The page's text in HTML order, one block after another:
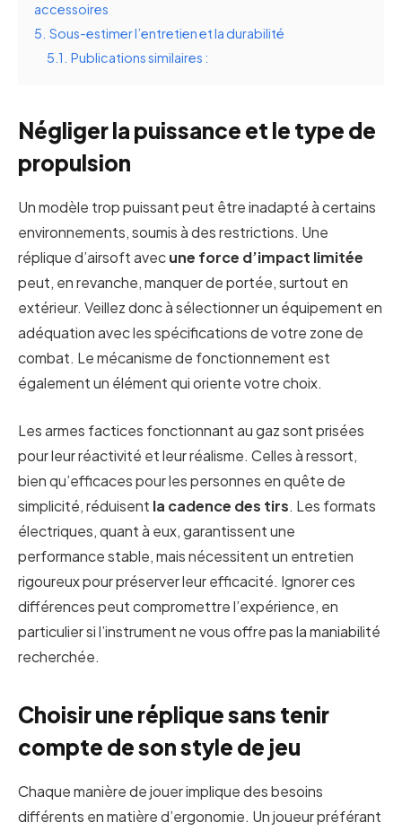
accessoires
5. Sous-estimer l’entretien et la durabilité
5.1. Publications similaires :
Négliger la puissance et le type de
propulsion
Un modèle trop puissant peut être inadapté à certains
environnements, soumis à des restrictions. Une
réplique d’airsoft avecune force d’impact limitée
peut, en revanche, manquer de portée, surtout en
extérieur. Veillez donc à sélectionner un équipement en
adéquation avec les spécifications de votre zone de
combat. Le mécanisme de fonctionnement est
également un élément qui oriente votre choix.
Les armes factices fonctionnant au gaz sont prisées
pour leur réactivité et leur réalisme. Celles à ressort,
bien qu’efficaces pour les personnes en quête de
simplicité, réduisent la cadence des tirs. Les formats
électriques, quant à eux, garantissent une
performance stable, mais nécessitent un entretien
rigoureux pour préserver leur efficacité. Ignorer ces
différences peut compromettre l’expérience, en
particulier si l’instrument ne vous offre pas la maniabilité
recherchée.
Choisir une réplique sans tenir
compte de son style de jeu
Chaque manière de jouer implique des besoins
différents en matière d’ergonomie. Un joueur préférant